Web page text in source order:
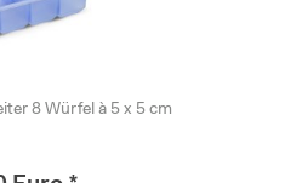
8 Würfel à 5 x 5 cm